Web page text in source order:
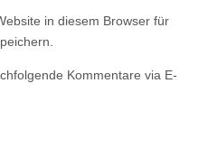
in diesem Browser für
Kommentare via E-